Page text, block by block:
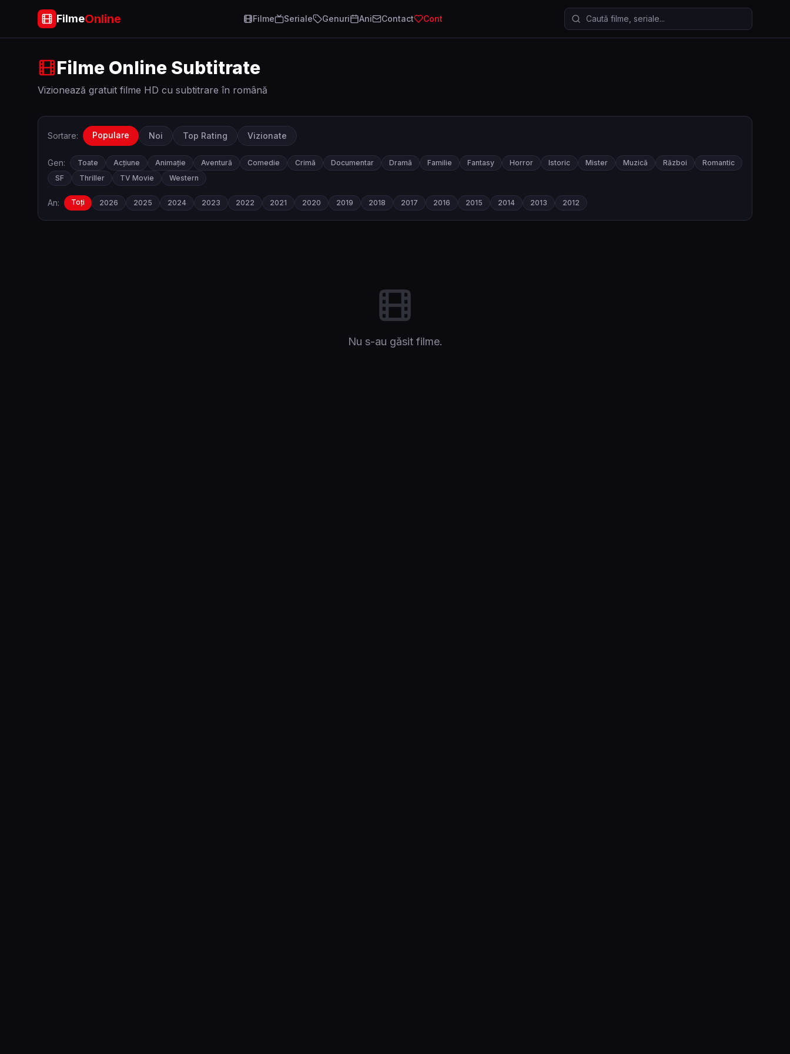
FilmeOnline Filme Seriale Genuri Ani Contact Cont Caută filme și seriale
Filme Online Subtitrate
Vizionează gratuit filme HD cu subtitrare în română
Sortare: Populare Noi Top Rating Vizionate
Gen: Toate Acțiune Animație Aventură Comedie Crimă Documentar Dramă Familie Fantasy Horror Istoric Mister Muzică Război
Romantic
SF
Thriller TV Movie Western
An: Toți 2026 2025 2024 2023 2022 2021 2020 2019 2018 2017 2016 2015 2014 2013 2012
Nu s-au găsit filme.